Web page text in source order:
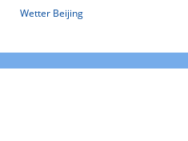
Wetter Beijing